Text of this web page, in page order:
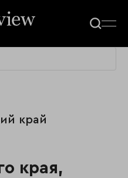
край
края,